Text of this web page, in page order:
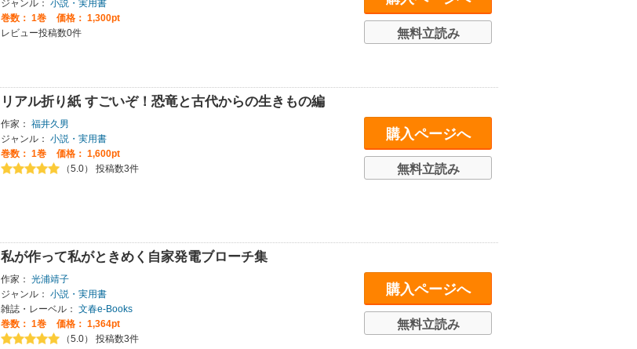
ジャンル： 小説・実用書
巻数： 1巻
価格： 1,300pt
レビュー投稿数0件
無料立読み
リアル折り紙 すごいぞ！恐竜と古代からの生きもの編
作家： 福井久男
ジャンル： 小説・実用書
巻数： 1巻
価格： 1,600pt
（5.0） 投稿数3件
購入ページへ
無料立読み
私が作って私がときめく自家発電ブローチ集
作家： 光浦靖子
ジャンル： 小説・実用書
雑誌・レーベル： 文春e-Books
巻数： 1巻
価格： 1,364pt
（5.0） 投稿数3件
購入ページへ
無料立読み